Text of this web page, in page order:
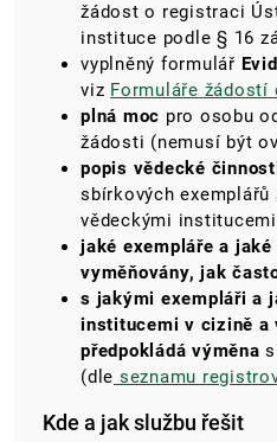
žádost o registraci
instituce podle § 16
vyplněný formulář
viz Formuláře žádostí
plná moc pro osobu
žádosti (nemusí být
popis vědecké
sbírkových
vědeckými
jaké exempláře a jaké
vyměňovány, jak
s jakými exempláři a
institucemi v cizině a
předpokládá výměna
(dle seznamu
Kde a jak službu řešit